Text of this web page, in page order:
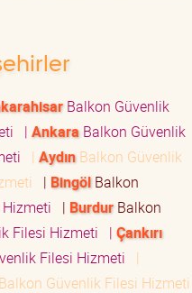
Balkon Güvenlik
| Ankara Balkon Güvenlik
| AydınBalkon Güvenlik
| BingölBalkon
| Burdur Balkon
Filesi Hizmeti | Çankırı
Filesi Hizmeti
|
Balkon Güvenlik Filesi Hizmeti